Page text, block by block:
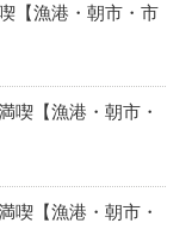
【漁港・朝市・市
喫【漁港・朝市・
喫【漁港・朝市・